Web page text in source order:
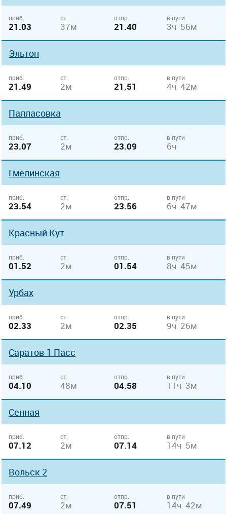
приб.
21.03
ст.
37м
отпр.
21.40
в пути
3ч 56м
Эльтон
приб.
21.49
ст.
2м
отпр.
21.51
в пути
4ч 42м
Палласовка
приб.
23.07
ст.
2м
отпр.
23.09
в пути
6ч
Гмелинская
приб.
23.54
ст.
2м
отпр.
23.56
в пути
6ч 47м
Красный Кут
приб.
01.52
ст.
2м
отпр.
01.54
в пути
8ч 45м
Урбах
приб.
02.33
ст.
2м
отпр.
02.35
в пути
9ч 26м
Саратов-1 Пасс
приб.
04.10
ст.
48м
отпр.
04.58
в пути
11ч 3м
Сенная
приб.
07.12
ст.
2м
отпр.
07.14
в пути
14ч 5м
Вольск 2
приб.
07.49
ст.
2м
отпр.
07.51
в пути
14ч 42м